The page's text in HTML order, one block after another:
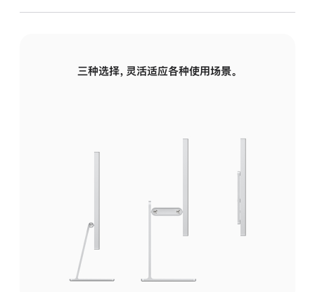
三种选择，灵活适应各种使用场景。